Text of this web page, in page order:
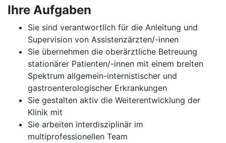
Ihre Aufgaben
Sie sind verantwortlich für die Anleitung und
Supervision von Assistenzärzten/-innen
Sie übernehmen die oberärztliche Betreuung
stationärer Patienten/-innen mit einem breiten
Spektrum allgemein-internistischer und
gastroenterologischer Erkrankungen
Sie gestalten aktiv die Weiterentwicklung der
Klinik mit
Sie arbeiten interdisziplinär im
multiprofessionellen Team